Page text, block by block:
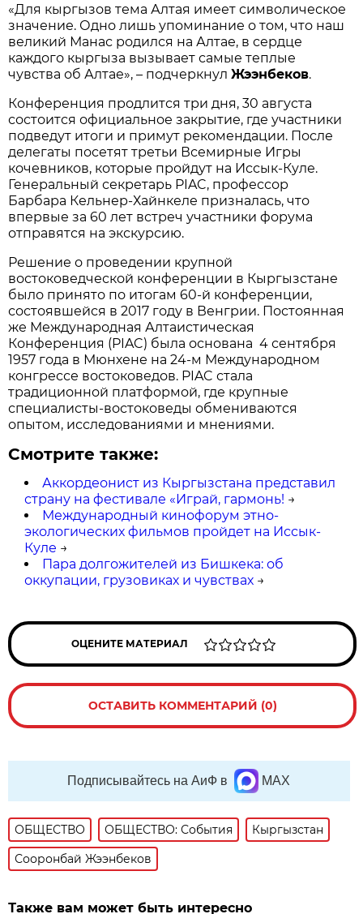
«Для кыргызов тема Алтая имеет символическое
значение. Одно лишь упоминание о том, что наш
великий Манас родился на Алтае, в сердце
каждого кыргыза вызывает самые теплые
чувства об Алтае», – подчеркнулЖээнбеков.
Конференция продлится три дня, 30 августа
состоится официальное закрытие, где участники
подведут итоги и примут рекомендации. После
делегаты посетят третьи Всемирные Игры
кочевников, которые пройдут на Иссык-Куле.
Генеральный секретарь PIAC, профессор
Барбара Кельнер-Хайнкеле призналась, что
впервые за 60 лет встреч участники форума
отправятся на экскурсию.
Решение о проведении крупной
востоковедческой конференции в Кыргызстане
было принято по итогам 60-й конференции,
состоявшейся в 2017 году в Венгрии. Постоянная
же Международная Алтаистическая
Конференция (PIAC) была основана 4 сентября
1957 года в Мюнхене на 24-м Международном
конгрессе востоковедов. PIAC стала
традиционной платформой, где крупные
специалисты-востоковеды обмениваются
опытом, исследованиями и мнениями.
Смотрите также:
Аккордеонист из Кыргызстана представил
страну на фестивале «Играй, гармонь! →
Международный кинофорум этно-
экологических фильмов пройдет на Иссык-
Куле →
Пара долгожителей из Бишкека: об
оккупации, грузовиках и чувствах →
ОЦЕНИТЕ МАТЕРИАЛ
ОСТАВИТЬ КОММЕНТАРИЙ (0)
Подписывайтесь на АиФ в MAX
ОБЩЕСТВО ОБЩЕСТВО: События
Кыргызстан
Сооронбай Жээнбеков
Также вам может быть интересно